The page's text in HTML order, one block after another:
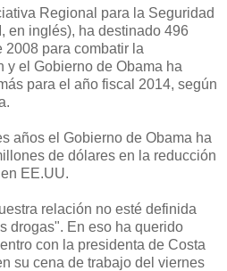
Regional para la Seguridad
en inglés), ha destinado 496
para combatir la
y el Gobierno de Obama ha
para el año fiscal 2014, según
años el Gobierno de Obama ha
de dólares en la reducción
EE.UU.
relación no esté definida
drogas". En eso ha querido
con la presidenta de Costa
su cena de trabajo del viernes